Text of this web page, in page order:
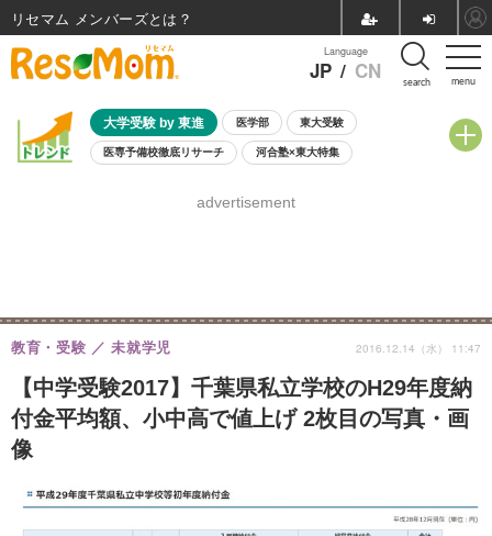
menu
Language
JP / CN search
大学受験 by 東進 医学部 東大受験
医専予備校徹底リサーチ 河合塾×東大特集
8月開催学校説明会・相談会
advertisement
【中学受験2017】千葉県私立学校のH29年度納
付金平均額、小中高で値上げ 2枚目の写真・画
像
教育・受験 未就学児 2016.12.14（水） 11:47
リセマム メンバーズ